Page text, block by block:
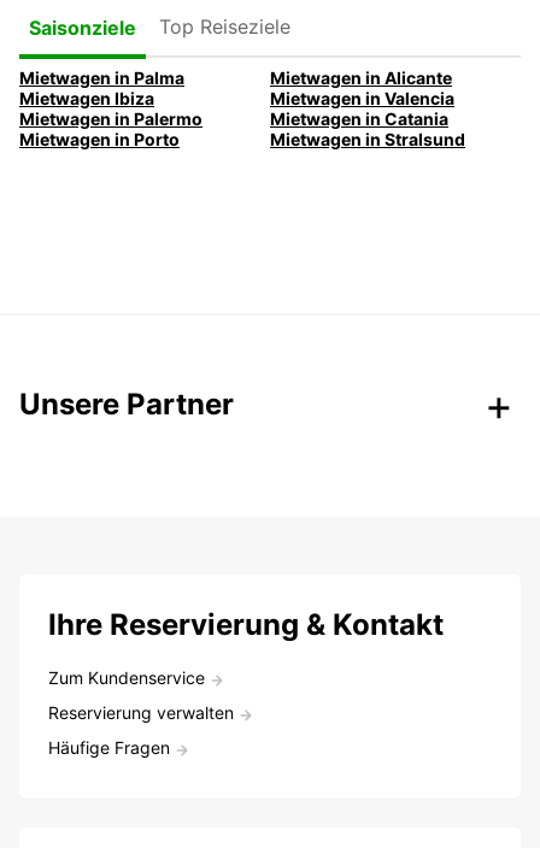
Saisonziele
Top Reiseziele
Mietwagen in Palma
Mietwagen in Alicante
Mietwagen Ibiza
Mietwagen in Valencia
Mietwagen in Palermo
Mietwagen in Catania
Mietwagen in Porto
Mietwagen in Stralsund
Unsere Partner
Ihre Reservierung & Kontakt
Zum Kundenservice
Reservierung verwalten
Häufige Fragen